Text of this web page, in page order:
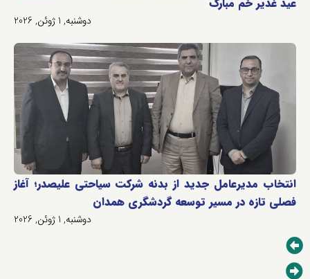
دوشنبه, 1 ژوئن, 2026
انتخاب مدیرعامل جدید از بدنه شرکت سیاحتی علیصدر؛ آغاز
فصلی تازه در مسیر توسعه گردشگری همدان
دوشنبه, 1 ژوئن, 2026